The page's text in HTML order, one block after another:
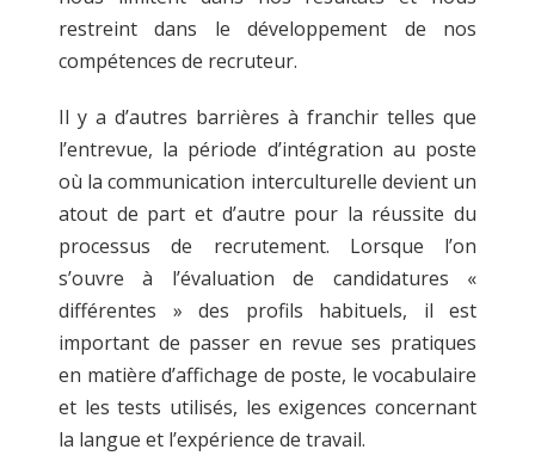
restreint dans le développement de nos
compétences de recruteur.
Il y a d’autres barrières à franchir telles que
l’entrevue, la période d’intégration au poste
où la communication interculturelle devient un
atout de part et d’autre pour la réussite du
processus de recrutement. Lorsque l’on
s’ouvre à l’évaluation de candidatures «
différentes » des profils habituels, il est
important de passer en revue ses pratiques
en matière d’affichage de poste, le vocabulaire
et les tests utilisés, les exigences concernant
la langue et l’expérience de travail.